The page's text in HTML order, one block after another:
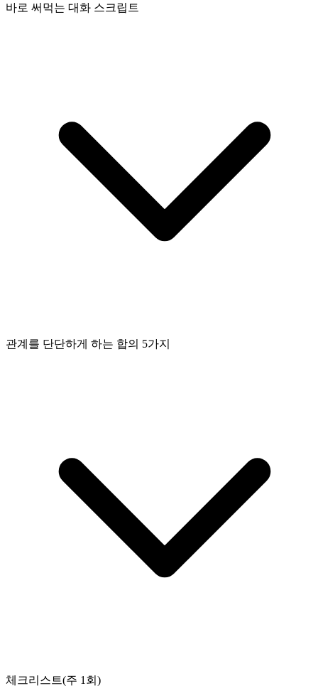
바로 써먹는 대화 스크립트
관계를 단단하게 하는 합의 5가지
체크리스트(주 1회)